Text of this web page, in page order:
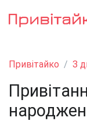
Привітайко З